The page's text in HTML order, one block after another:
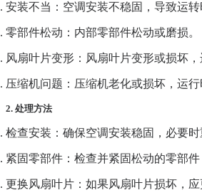
安装不当 ：空调安装不稳固，导致运转
零部件松动 ：内部零部件松动或磨损。
风扇叶片变形 ：风扇叶片变形或损坏
压缩机问题 ：压缩机老化或损坏，运
2. 处理方法
检查安装 ：确保空调安装稳固，必要时
紧固零部件 ：检查并紧固松动的零部
更换风扇叶片 ：如果风扇叶片损坏，应